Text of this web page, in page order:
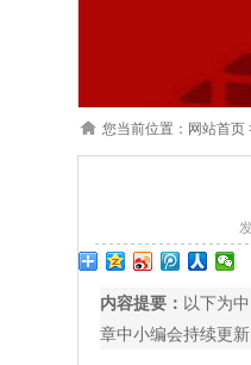
您当前位置： 网站首页
内容提要： 以下为
章中小编会持续更